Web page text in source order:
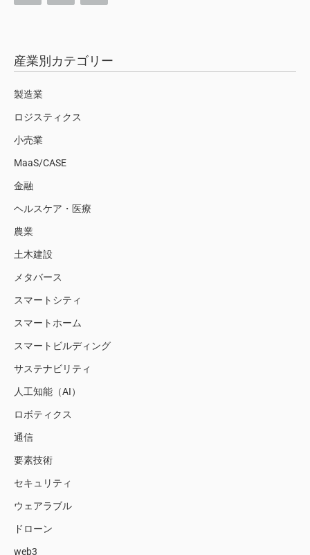
産業別カテゴリー
製造業
ロジスティクス
小売業
MaaS/CASE
金融
ヘルスケア・医療
農業
土木建設
メタバース
スマートシティ
スマートホーム
スマートビルディング
サステナビリティ
人工知能（AI）
ロボティクス
通信
要素技術
セキュリティ
ウェアラブル
ドローン
web3